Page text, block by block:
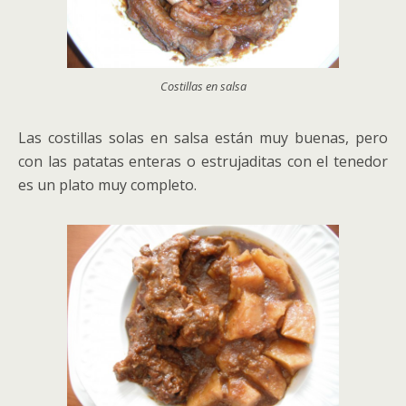
Costillas en salsa
Las costillas solas en salsa están muy buenas, pero
con las patatas enteras o estrujaditas con el tenedor
es un plato muy completo.